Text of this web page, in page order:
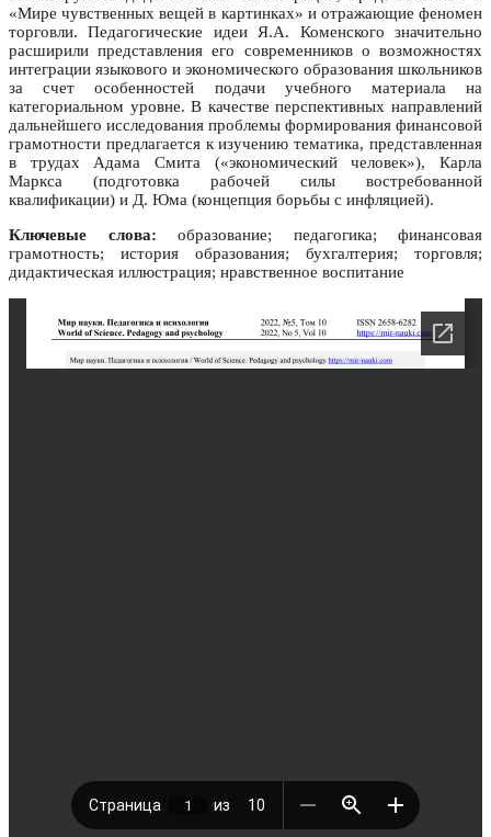
«Мире чувственных вещей в картинках» и отражающие феномен
торговли. Педагогические идеи Я.А. Коменского значительно
расширили представления его современников о возможностях
интеграции языкового и экономического образования школьников
за счет особенностей подачи учебного материала на
категориальном уровне. В качестве перспективных направлений
дальнейшего исследования проблемы формирования финансовой
грамотности предлагается к изучению тематика, представленная
в трудах Адама Смита («экономический человек»), Карла
Маркса (подготовка рабочей силы востребованной
квалификации) и Д. Юма (концепция борьбы с инфляцией).
Ключевые слова: образование; педагогика; финансовая
грамотность; история образования; бухгалтерия; торговля;
дидактическая иллюстрация; нравственное воспитание